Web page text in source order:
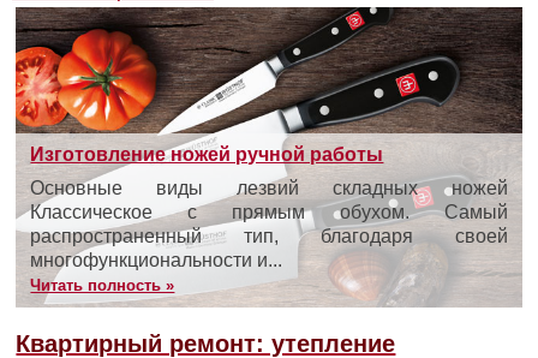
Изготовление ножей ручной работы
Основные виды лезвий складных ножей
Классическое с прямым обухом. Самый
распространенный тип, благодаря своей
многофункциональности и...
Читать полность »
Квартирный ремонт: утепление